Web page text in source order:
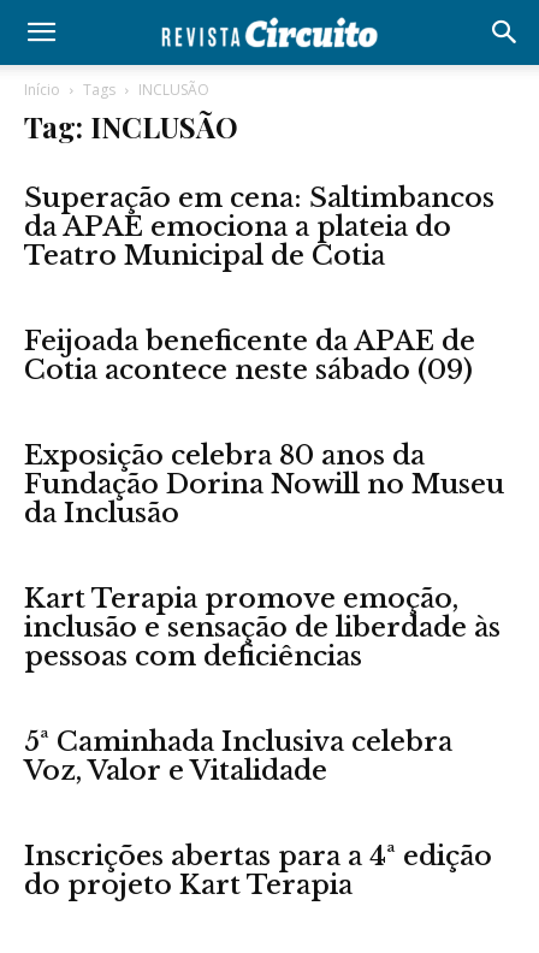
Início Tags INCLUSÃO
Tag: INCLUSÃO
Superação em cena: Saltimbancos
da APAE emociona a plateia do
Teatro Municipal de Cotia
Feijoada beneficente da APAE de
Cotia acontece neste sábado (09)
Exposição celebra 80 anos da
Fundação Dorina Nowill no Museu
da Inclusão
Kart Terapia promove emoção,
inclusão e sensação de liberdade às
pessoas com deficiências
5ª Caminhada Inclusiva celebra
Voz, Valor e Vitalidade
Inscrições abertas para a 4ª edição
do projeto Kart Terapia